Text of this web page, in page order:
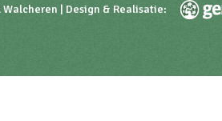
| Design & Realisatie: